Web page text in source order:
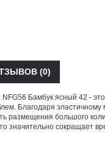
(0)
Бамбук ясный 42 -
Благодаря
размещения большого
значительно сокращает